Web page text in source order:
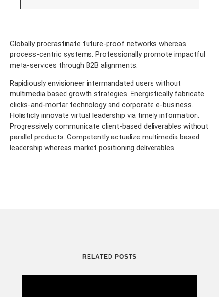
Globally procrastinate future-proof networks whereas
process-centric systems. Professionally promote impactful
meta-services through B2B alignments.
Rapidiously envisioneer intermandated users without
multimedia based growth strategies. Energistically fabricate
clicks-and-mortar technology and corporate e-business.
Holisticly innovate virtual leadership via timely information.
Progressively communicate client-based deliverables without
parallel products. Competently actualize multimedia based
leadership whereas market positioning deliverables.
RELATED POSTS